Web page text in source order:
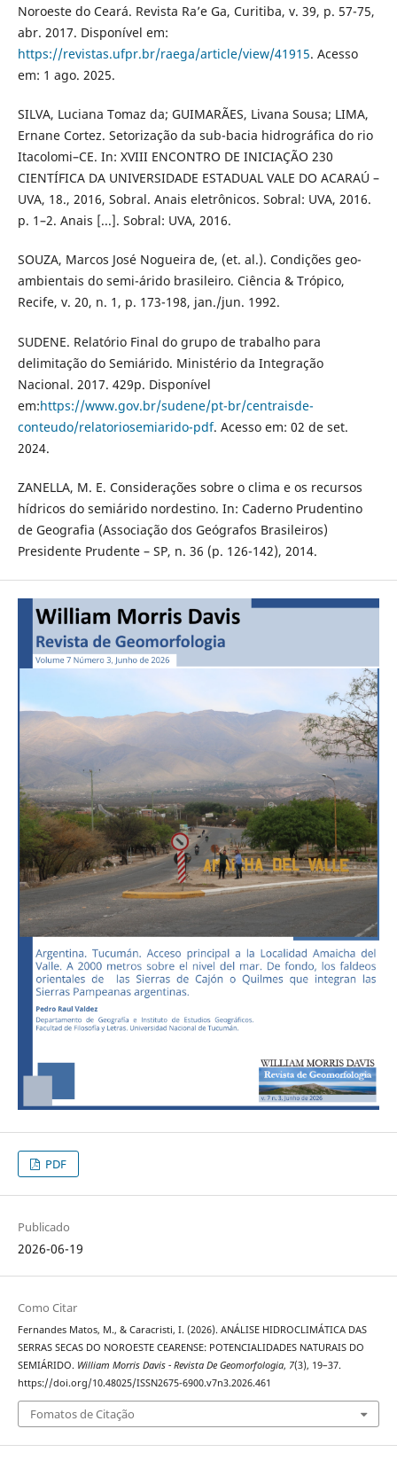
Noroeste do Ceará. Revista Ra’e Ga, Curitiba, v. 39, p. 57-75,
abr. 2017. Disponível em:
https://revistas.ufpr.br/raega/article/view/41915. Acesso
em: 1 ago. 2025.
SILVA, Luciana Tomaz da; GUIMARÃES, Livana Sousa; LIMA,
Ernane Cortez. Setorização da sub-bacia hidrográfica do rio
Itacolomi–CE. In: XVIII ENCONTRO DE INICIAÇÃO 230
CIENTÍFICA DA UNIVERSIDADE ESTADUAL VALE DO ACARAÚ –
UVA, 18., 2016, Sobral. Anais eletrônicos. Sobral: UVA, 2016.
p. 1–2. Anais [...]. Sobral: UVA, 2016.
SOUZA, Marcos José Nogueira de, (et. al.). Condições geo-
ambientais do semi-árido brasileiro. Ciência & Trópico,
Recife, v. 20, n. 1, p. 173-198, jan./jun. 1992.
SUDENE. Relatório Final do grupo de trabalho para
delimitação do Semiárido. Ministério da Integração
Nacional. 2017. 429p. Disponível
em:https://www.gov.br/sudene/pt-br/centraisde-
conteudo/relatoriosemiarido-pdf. Acesso em: 02 de set.
2024.
ZANELLA, M. E. Considerações sobre o clima e os recursos
hídricos do semiárido nordestino. In: Caderno Prudentino
de Geografia (Associação dos Geógrafos Brasileiros)
Presidente Prudente – SP, n. 36 (p. 126-142), 2014.
PDF
Publicado
2026-06-19
Como Citar
Fernandes Matos, M., & Caracristi, I. (2026). ANÁLISE HIDROCLIMÁTICA DAS
SERRAS SECAS DO NOROESTE CEARENSE: POTENCIALIDADES NATURAIS DO
SEMIÁRIDO. William Morris Davis - Revista De Geomorfologia, 7(3), 19–37.
https://doi.org/10.48025/ISSN2675-6900.v7n3.2026.461
Fomatos de Citação